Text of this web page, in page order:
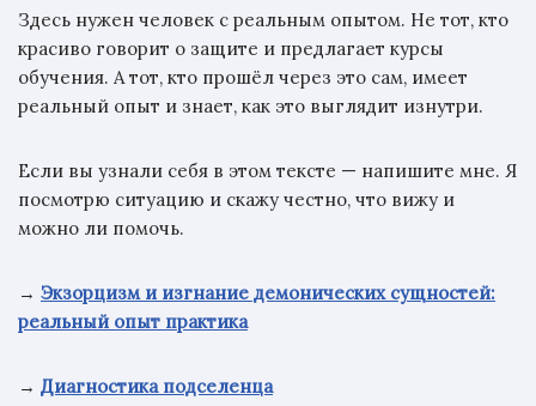
Здесь нужен человек с реальным опытом. Не тот, кто
красиво говорит о защите и предлагает курсы
обучения. А тот, кто прошёл через это сам, имеет
реальный опыт и знает, как это выглядит изнутри.
Если вы узнали себя в этом тексте — напишите мне. Я
посмотрю ситуацию и скажу честно, что вижу и
можно ли помочь.
→ Экзорцизм и изгнание демонических сущностей:
реальный опыт практика
→ Диагностика подселенца